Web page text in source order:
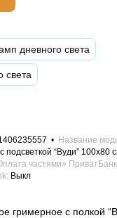
дневного света
света
Название
подсветкой “Вуди” 100х80
частями»
Выкл